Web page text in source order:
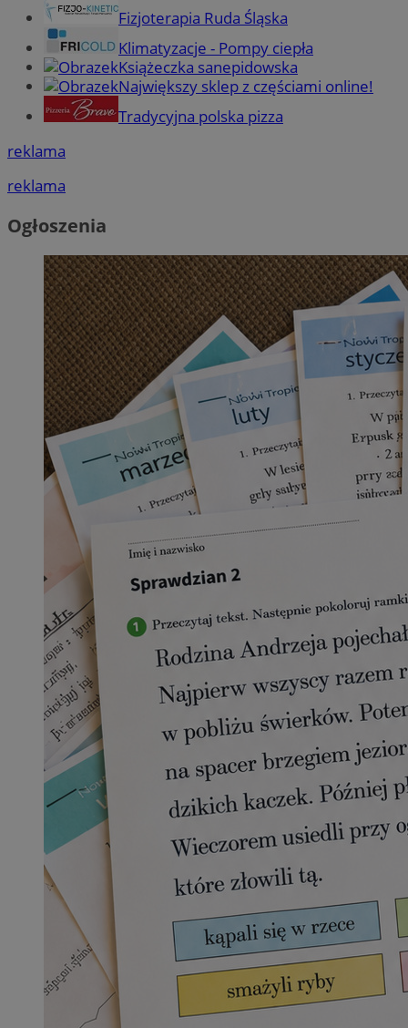
Fizjoterapia Ruda Śląska
Klimatyzacje - Pompy ciepła
Książeczka sanepidowska
Największy sklep z częściami online!
Tradycyjna polska pizza
reklama
reklama
Ogłoszenia